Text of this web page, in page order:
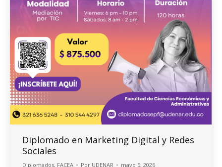
Diplomado en Marketing Digital y Redes
Sociales
Diplomados, FACEA Por UDENAR mayo 5, 2026